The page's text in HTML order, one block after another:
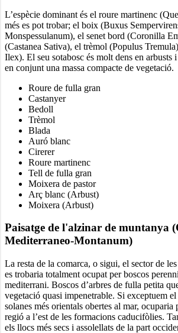
L’espècie dominant és el roure martinenc
més es pot trobar; el boix (Buxus
Monspessulanum), el senet bord (Coronilla
(Castanea Sativa), el trèmol (Populus
Ilex). El seu sotabosc és molt dens en arbusts
en conjunt una massa compacte de vegetació.
Roure de fulla gran
Castanyer
Bedoll
Trèmol
Blada
Auró blanc
Cirerer
Roure martinenc
Tell de fulla gran
Moixera de pastor
Arç blanc (Arbust)
Moixera (Arbust)
Paisatge de l'alzinar de muntanya
Mediterraneo-Montanum)
La resta de la comarca, o sigui, el sector de
es trobaria totalment ocupat per boscos
mediterrani. Boscos d’arbres de fulla petita
vegetació quasi impenetrable. Si exceptuem
solanes més orientals obertes al mar, ocuparia
regió a l’est de les formacions caducifòlies.
els llocs més secs i assolellats de la part